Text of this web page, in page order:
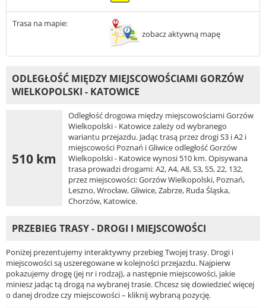
Trasa na mapie:
zobacz aktywną mapę
ODLEGŁOŚĆ MIĘDZY MIEJSCOWOŚCIAMI GORZÓW
WIELKOPOLSKI - KATOWICE
510 km
Odległość drogowa między miejscowościami Gorzów
Wielkopolski - Katowice zależy od wybranego
wariantu przejazdu. Jadąc trasą przez drogi S3 i A2 i
miejscowości Poznań i Gliwice odległość Gorzów
Wielkopolski - Katowice wynosi 510 km. Opisywana
trasa prowadzi drogami: A2, A4, A8, S3, S5, 22, 132,
przez miejscowości: Gorzów Wielkopolski, Poznań,
Leszno, Wrocław, Gliwice, Zabrze, Ruda Śląska,
Chorzów, Katowice.
PRZEBIEG TRASY - DROGI I MIEJSCOWOŚCI
Poniżej prezentujemy interaktywny przebieg Twojej trasy. Drogi i
miejscowości są uszeregowane w kolejności przejazdu. Najpierw
pokazujemy drogę (jej nr i rodzaj), a następnie miejscowości, jakie
miniesz jadąc tą drogą na wybranej trasie. Chcesz się dowiedzieć więcej
o danej drodze czy miejscowości – kliknij wybraną pozycję.